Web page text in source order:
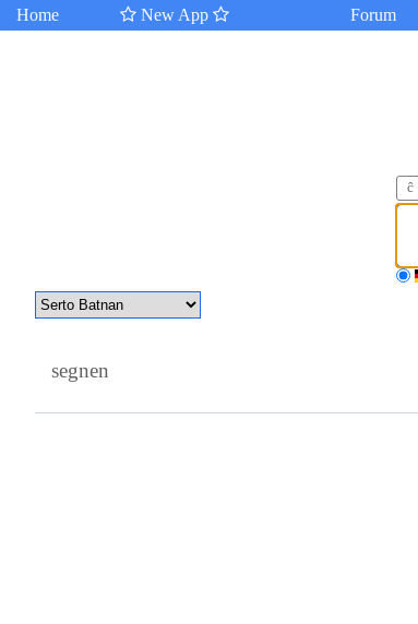
Home New App Forum
ĉ
segnen